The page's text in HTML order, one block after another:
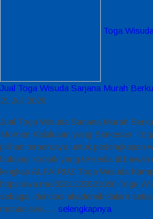
Toga
Jual Toga Wisuda Sarjana Murah
21 Juli 2026
Jual Toga Wisuda Sarjana Murah
Momen Kelulusan yang Berkesan
pilihan terpercaya untuk perlengkapan
hubungi kontak yang tersedia di
lengkap ALFAIRUZ Toga Wisuda
https://wa.me/6281222821060 Toga
sebagai identitas akademik dalam
mahasiswa…. selengkapnya